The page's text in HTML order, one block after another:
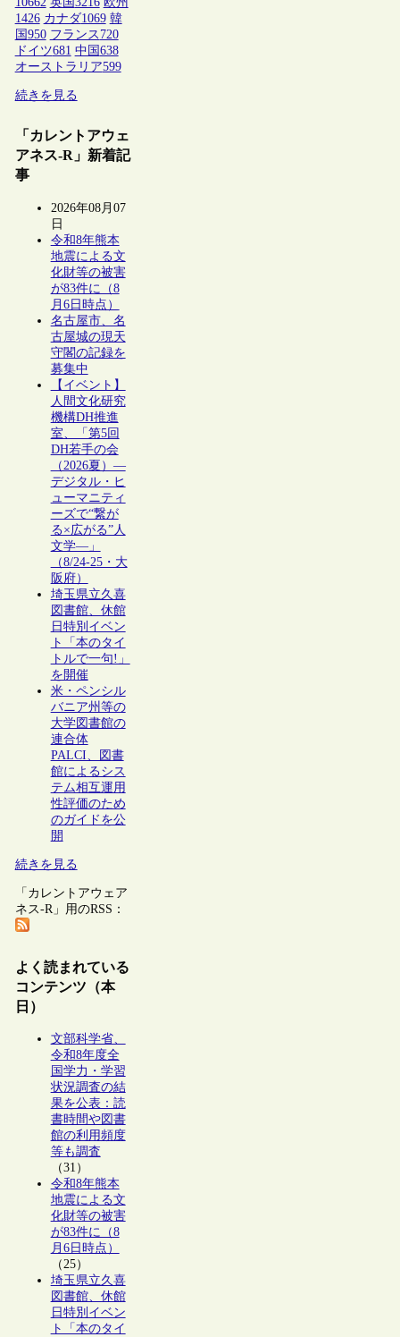
1426 カナダ1069 韓
国 950 フランス 720
ドイツ681 中国 638
オーストラリア599
続きを見る
「カレントアウェ
アネス-R」新着記
事
2026年08月07
日
令和8年熊本
地震による文
化財等の被害
が83件に（8
月6日時点）
名古屋市、名
古屋城の現天
守閣の記録を
募集中
【イベント】
人間文化研究
機構DH推進
室、「第5回
DH若手の会
（2026夏）―
デジタル・ヒ
ューマニティ
ーズで“繋が
る×広がる”人
文学―」
（8/24-25・大
阪府）
埼玉県立久喜
図書館、休館
日特別イベン
ト「本のタイ
トルで一句!」
を開催
米・ペンシル
バニア州等の
大学図書館の
連合体
PALCI、図書
館によるシス
テム相互運用
性評価のため
のガイドを公
開
続きを見る
「カレントアウェア
ネス-R」用のRSS：
よく読まれている
コンテンツ（本
日）
文部科学省、
令和8年度全
国学力・学習
状況調査の結
果を公表：読
書時間や図書
館の利用頻度
等も調査
（31）
令和8年熊本
地震による文
化財等の被害
が83件に（8
月6日時点）
（25）
埼玉県立久喜
図書館、休館
日特別イベン
ト「本のタイ